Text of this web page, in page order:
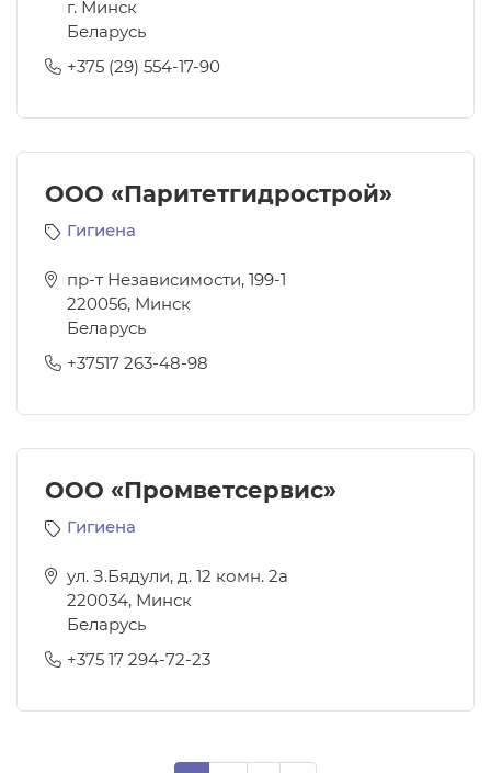
г. Минск
Беларусь
+375 (29) 554-17-90
ООО «Паритетгидрострой»
Гигиена
пр-т Независимости, 199-1
220056, Минск
Беларусь
+37517 263-48-98
ООО «Промветсервис»
Гигиена
ул. З.Бядули, д. 12 комн. 2а
220034, Минск
Беларусь
+375 17 294-72-23